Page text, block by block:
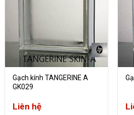
Gạch kính TANGERINE A
GK029
Liên hệ